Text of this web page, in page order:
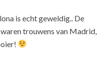
is echt geweldig.. De
trouwens van Madrid,